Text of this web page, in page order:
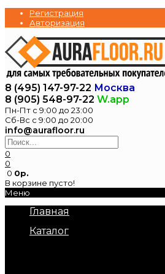
Регистрация
Авторизация
8 (495) 147-97-22 Москва
8 (905) 548-97-22 W.app
Пн-Пт с 9:00 до 23:00
Сб-Вс с 9:00 до 20:00
info@aurafloor.ru
0
0
0 0р.
В корзине пусто!
Меню
Главная
Каталог